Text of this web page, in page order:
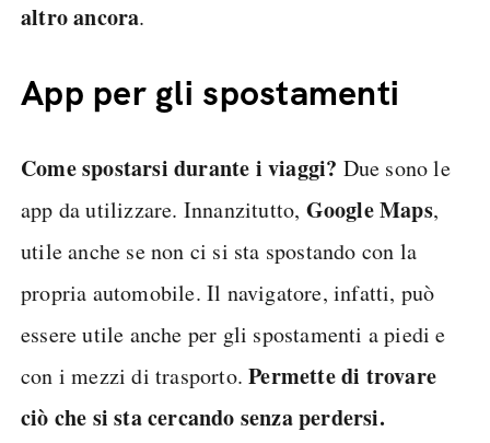
altro ancora.
App per gli spostamenti
Come spostarsi durante i viaggi? Due sono le
app da utilizzare. Innanzitutto, Google Maps,
utile anche se non ci si sta spostando con la
propria automobile. Il navigatore, infatti, può
essere utile anche per gli spostamenti a piedi e
con i mezzi di trasporto.Permette di trovare
ciò che si sta cercando senza perdersi.